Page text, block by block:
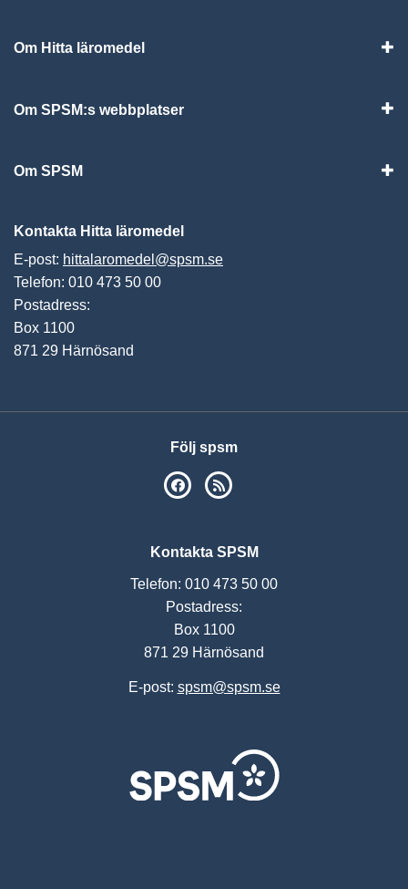
Om Hitta läromedel
Om SPSM:s webbplatser
Om SPSM
Kontakta Hitta läromedel
E-post: hittalaromedel@spsm.se
Telefon: 010 473 50 00
Postadress:
Box 1100
871 29 Härnösand
Följ spsm
SPSM på Facebook
Kontakta SPSM
Telefon: 010 473 50 00
Postadress:
Box 1100
871 29 Härnösand
E-post: spsm@spsm.se